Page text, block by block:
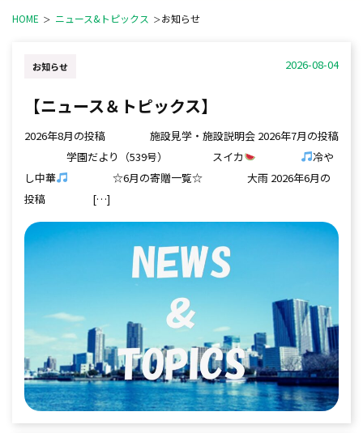
HOME ニュース&トピックス お知らせ
2026-08-04
お知らせ
【ニュース＆トピックス】
2026年8月の投稿 施設見学・施設説明会 2026年7月の投稿
学園だより（539号） スイカ
冷や
し中華
☆6月の寄贈一覧☆ 大雨 2026年6月の
投稿 […]